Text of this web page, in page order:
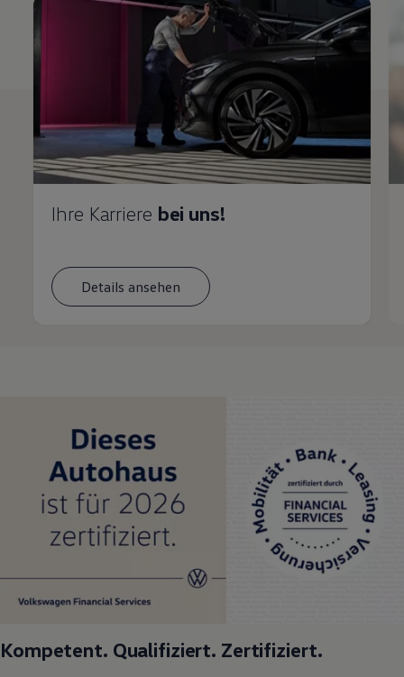
Ihre Karriere bei uns!
Details ansehen
Kompetent. Qualifiziert. Zertifiziert.